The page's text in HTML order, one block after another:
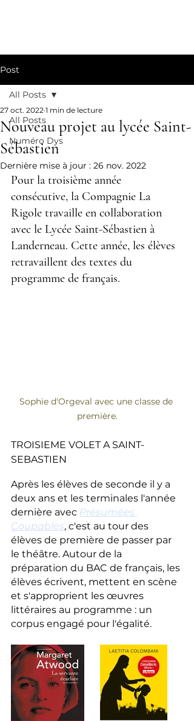
Post
All Posts
Numéro Dys
All Posts
Nouveau projet au lycée Saint-
Sébastien
27 oct. 2022 1 min de lecture
Dernière mise à jour : 26 nov. 2022
Pour la troisième année
consécutive, la Compagnie La
Rigole travaille en collaboration
avec le Lycée Saint-Sébastien à
Landerneau. Cette année, les élèves
retravaillent des textes du
programme de français.
Sophie d'Orgeval avec une classe de
première.
TROISIEME VOLET A SAINT-
SEBASTIEN
Après les élèves de seconde il y a
deux ans et les terminales l'année
dernière avec Présumées
Coupables, c'est au tour des
élèves de première de passer par
le théâtre. Autour de la
préparation du BAC de français, les
élèves écrivent, mettent en scène
et s'approprient les œuvres
littéraires au programme : un
corpus engagé pour l'égalité.